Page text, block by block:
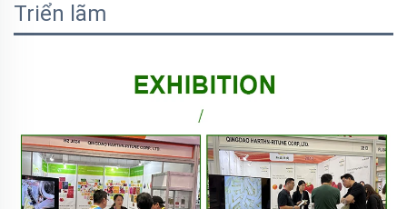
Triển lãm